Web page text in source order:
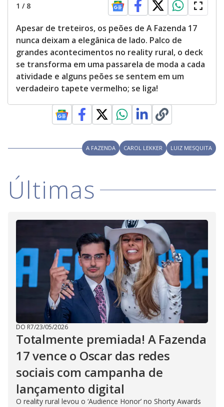
1 / 8
Apesar de treteiros, os peões de A Fazenda 17
nunca deixam a elegânica de lado. Palco de
grandes acontecimentos no reality rural, o deck
se transforma em uma passarela de moda a cada
atividade e alguns peões se sentem em um
verdadeiro tapete vermelho; se liga!
A FAZENDA CAROL LEKKER LUIZ MESQUITA
Últimas
DO R7/23/05/2026
Totalmente premiada! A Fazenda
17 vence o Oscar das redes
sociais com campanha de
lançamento digital
O reality rural levou o ‘Audience Honor’ no Shorty Awards